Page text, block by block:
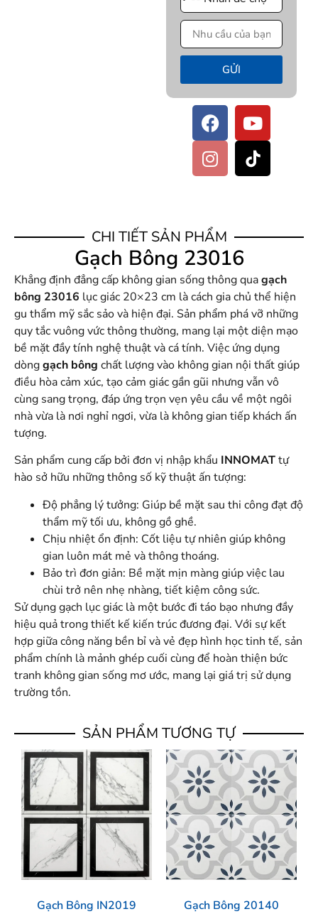
GỬI
CHI TIẾT SẢN PHẨM
Gạch Bông 23016
Khẳng định đẳng cấp không gian sống thông quagạch
bông 23016 lục giác 20×23 cm là cách gia chủ thể hiện
gu thẩm mỹ sắc sảo và hiện đại. Sản phẩm phá vỡ những
quy tắc vuông vức thông thường, mang lại một diện mạo
bề mặt đầy tính nghệ thuật và cá tính. Việc ứng dụng
dònggạch bông chất lượng vào không gian nội thất giúp
điều hòa cảm xúc, tạo cảm giác gần gũi nhưng vẫn vô
cùng sang trọng, đáp ứng trọn vẹn yêu cầu về một ngôi
nhà vừa là nơi nghỉ ngơi, vừa là không gian tiếp khách ấn
tượng.
Sản phẩm cung cấp bởi đơn vị nhập khẩu INNOMATtự
hào sở hữu những thông số kỹ thuật ấn tượng:
Độ phẳng lý tưởng: Giúp bề mặt sau thi công đạt độ
thẩm mỹ tối ưu, không gồ ghề.
Chịu nhiệt ổn định: Cốt liệu tự nhiên giúp không
gian luôn mát mẻ và thông thoáng.
Bảo trì đơn giản: Bề mặt mịn màng giúp việc lau
chùi trở nên nhẹ nhàng, tiết kiệm công sức.
Sử dụng gạch lục giác là một bước đi táo bạo nhưng đầy
hiệu quả trong thiết kế kiến trúc đương đại. Với sự kết
hợp giữa công năng bền bỉ và vẻ đẹp hình học tinh tế, sản
phẩm chính là mảnh ghép cuối cùng để hoàn thiện bức
tranh không gian sống mơ ước, mang lại giá trị sử dụng
trường tồn.
SẢN PHẨM TƯƠNG TỰ
Gạch Bông IN2019 Gạch Bông 20140